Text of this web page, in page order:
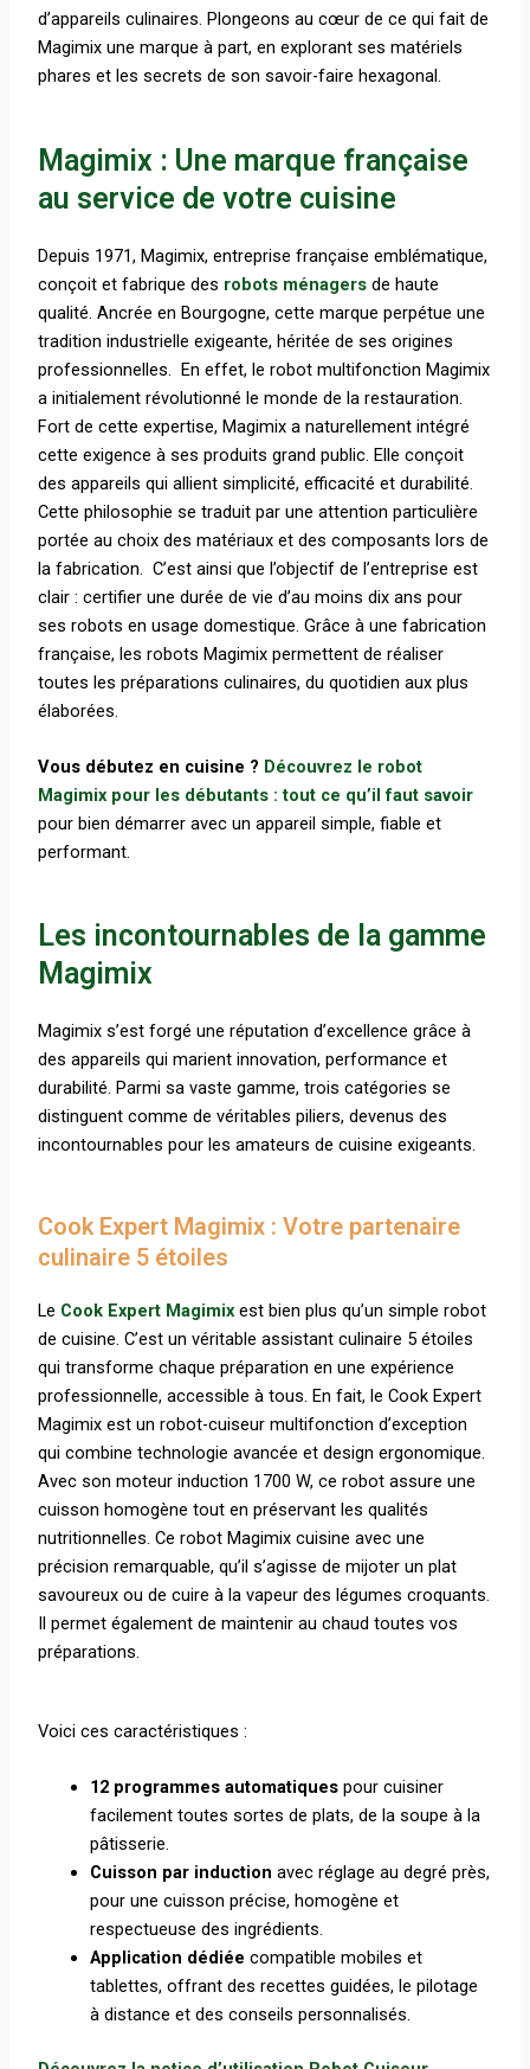
d’appareils culinaires. Plongeons au cœur de ce qui fait de
Magimix une marque à part, en explorant ses matériels
phares et les secrets de son savoir-faire hexagonal.
Magimix : Une marque française
au service de votre cuisine
Depuis 1971, Magimix, entreprise française emblématique,
conçoit et fabrique des robots ménagers de haute
qualité. Ancrée en Bourgogne, cette marque perpétue une
tradition industrielle exigeante, héritée de ses origines
professionnelles.En effet, le robot multifonction Magimix
a initialement révolutionné le monde de la restauration.
Fort de cette expertise, Magimix a naturellement intégré
cette exigence à ses produits grand public. Elle conçoit
des appareils qui allient simplicité, efficacité et durabilité.
Cette philosophie se traduit par une attention particulière
portée au choix des matériaux et des composants lors de
la fabrication.C’est ainsi que l’objectif de l’entreprise est
clair : certifier une durée de vie d’au moins dix ans pour
ses robots en usage domestique. Grâce à une fabrication
française, les robots Magimix permettent de réaliser
toutes les préparations culinaires, du quotidien aux plus
élaborées.
Vous débutez en cuisine ? Découvrez le robot
Magimix pour les débutants : tout ce qu’il faut savoir
pour bien démarrer avec un appareil simple, fiable et
performant.
Les incontournables de la gamme
Magimix
Magimix s’est forgé une réputation d’excellence grâce à
des appareils qui marient innovation, performance et
durabilité. Parmi sa vaste gamme, trois catégories se
distinguent comme de véritables piliers, devenus des
incontournables pour les amateurs de cuisine exigeants.
Cook Expert Magimix : Votre partenaire
culinaire 5 étoiles
Le Cook Expert Magimix est bien plus qu’un simple robot
de cuisine. C’est un véritable assistant culinaire 5 étoiles
qui transforme chaque préparation en une expérience
professionnelle, accessible à tous. En fait, le Cook Expert
Magimix est un robot-cuiseur multifonction d’exception
qui combine technologie avancée et design ergonomique.
Avec son moteur induction 1700 W, ce robot assure une
cuisson homogène tout en préservant les qualités
nutritionnelles. Ce robot Magimix cuisine avec une
précision remarquable, qu’il s’agisse de mijoter un plat
savoureux ou de cuire à la vapeur des légumes croquants.
Il permet également de maintenir au chaud toutes vos
préparations.
Voici ces caractéristiques :
12 programmes automatiques pour cuisiner
facilement toutes sortes de plats, de la soupe à la
pâtisserie.
Cuisson par induction avec réglage au degré près,
pour une cuisson précise, homogène et
respectueuse des ingrédients.
Application dédiée compatible mobiles et
tablettes, offrant des recettes guidées, le pilotage
à distance et des conseils personnalisés.